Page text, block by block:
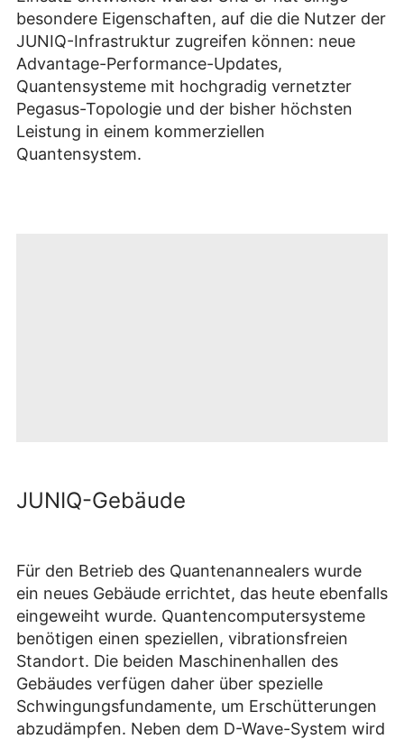
besondere Eigenschaften, auf die die Nutzer der
JUNIQ-Infrastruktur zugreifen können: neue
Advantage-Performance-Updates,
Quantensysteme mit hochgradig vernetzter
Pegasus-Topologie und der bisher höchsten
Leistung in einem kommerziellen
Quantensystem.
Videoswerden Sie zu
Datenschutzbestimmungen
des Betreibers.
JUNIQ-Gebäude
Für den Betrieb des Quantenannealers wurde
ein neues Gebäude errichtet, das heute ebenfalls
eingeweiht wurde. Quantencomputersysteme
benötigen einen speziellen, vibrationsfreien
Standort. Die beiden Maschinenhallen des
Gebäudes verfügen daher über spezielle
Schwingungsfundamente, um Erschütterungen
abzudämpfen. Neben dem D-Wave-System wird